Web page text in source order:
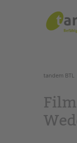
tandem BTL